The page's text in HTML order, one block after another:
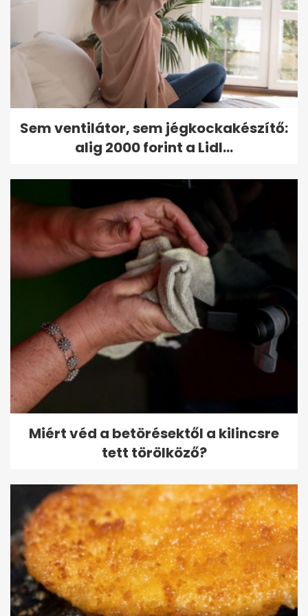
Sem ventilátor, sem jégkockakészítő:
alig 2000 forint a Lidl...
Miért véd a betörésektől a kilincsre
tett törölköző?